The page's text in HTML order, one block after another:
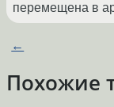
перемещена в
←
Похожие